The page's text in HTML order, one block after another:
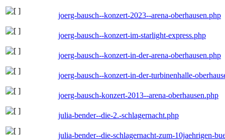
joerg-bausch--konzert-2023--arena-oberhausen.php
joerg-bausch--konzert-im-starlight-express.php
joerg-bausch--konzert-in-der-arena-oberhausen.php
joerg-bausch--konzert-in-der-turbinenhalle-
joerg-bausch-konzert-2013--arena-oberhausen.php
julia-bender--die-2.-schlagernacht.php
julia-bender--die-schlagernacht-zum-10jaehrigen-